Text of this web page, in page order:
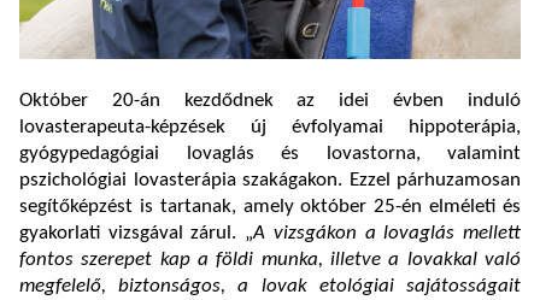
Október 20-án kezdődnek az idei évben induló
lovasterapeuta-képzések új évfolyamai hippoterápia,
gyógypedagógiai lovaglás és lovastorna, valamint
pszichológiai lovasterápia szakágakon. Ezzel párhuzamosan
segítőképzést is tartanak, amely október 25-én elméleti és
gyakorlati vizsgával zárul. „A vizsgákon a lovaglás mellett
fontos szerepet kap a földi munka, illetve a lovakkal való
megfelelő, biztonságos, a lovak etológiai sajátosságait